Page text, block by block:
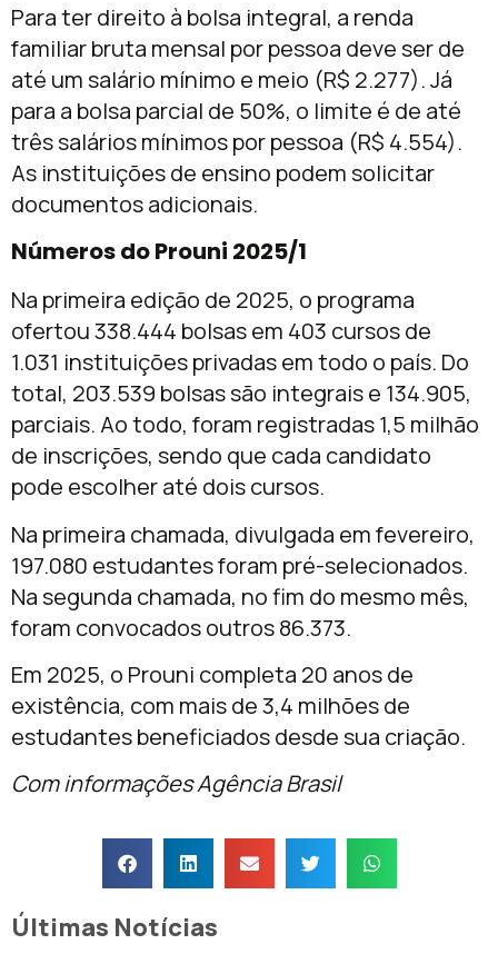
Para ter direito à bolsa integral, a renda
familiar bruta mensal por pessoa deve ser de
até um salário mínimo e meio (R$ 2.277). Já
para a bolsa parcial de 50%, o limite é de até
três salários mínimos por pessoa (R$ 4.554).
As instituições de ensino podem solicitar
documentos adicionais.
Números do Prouni 2025/1
Na primeira edição de 2025, o programa
ofertou 338.444 bolsas em 403 cursos de
1.031 instituições privadas em todo o país. Do
total, 203.539 bolsas são integrais e 134.905,
parciais. Ao todo, foram registradas 1,5 milhão
de inscrições, sendo que cada candidato
pode escolher até dois cursos.
Na primeira chamada, divulgada em fevereiro,
197.080 estudantes foram pré-selecionados.
Na segunda chamada, no fim do mesmo mês,
foram convocados outros 86.373.
Em 2025, o Prouni completa 20 anos de
existência, com mais de 3,4 milhões de
estudantes beneficiados desde sua criação.
Com informações Agência Brasil
Últimas Notícias